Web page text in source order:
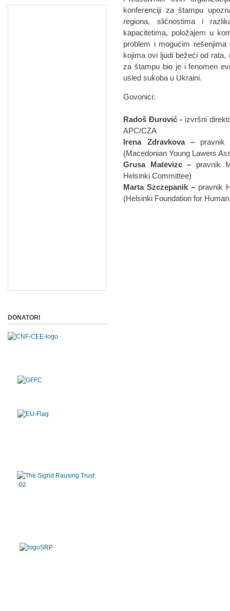
konferenciji za štampu
regiona, sličnostima i
kapacitetima, položajem u
problem i mogućim
kojima ovi ljudi bežeći od rata,
za štampu bio je i fenomen
usled sukoba u Ukraini.
Govonici:
Radoš Đurović - izvršni
APC/CZA
Irena Zdravkova – pravnik
(Macedonian Young Lawers
Grusa Matevizc – pravnik
Helsinki Committee)
Marta Szczepanik – pravnik
(Helsinki Foundation for
DONATORI